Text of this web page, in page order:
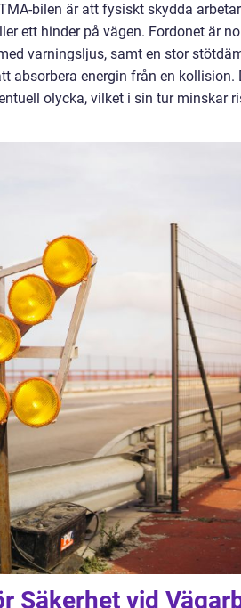
bilen är att fysiskt skydda
ett hinder på vägen. Fordonet är
varningsljus, samt en stor
absorbera energin från en
olycka, vilket i sin tur minskar
Säkerhet vid